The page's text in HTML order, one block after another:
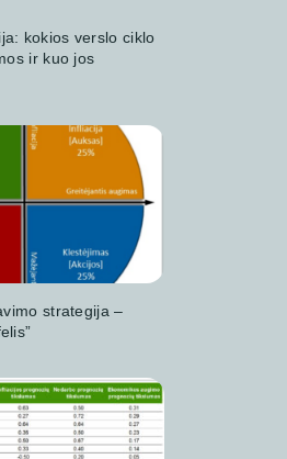
kokios verslo ciklo
ir kuo jos
strategija –